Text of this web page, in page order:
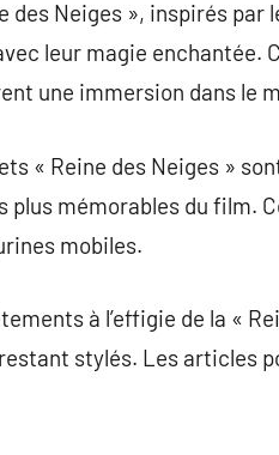
des Neiges », inspirés
leur magie enchantée.
une immersion dans le
« Reine des Neiges »
plus mémorables du film.
mobiles.
à l’effigie de la «
stylés. Les articles